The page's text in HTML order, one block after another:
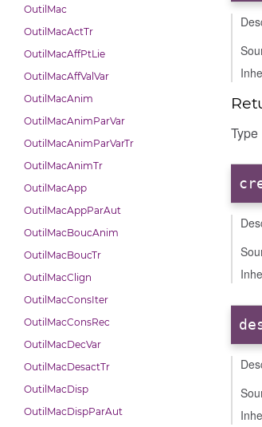
OutilMac
OutilMacActTr
OutilMacAffPtLie
OutilMacAffValVar
OutilMacAnim
OutilMacAnimParVar
OutilMacAnimParVarTr
OutilMacAnimTr
OutilMacApp
OutilMacAppParAut
OutilMacBoucAnim
OutilMacBoucTr
OutilMacClign
OutilMacConsIter
OutilMacConsRec
OutilMacDecVar
OutilMacDesactTr
OutilMacDisp
OutilMacDispParAut
Type